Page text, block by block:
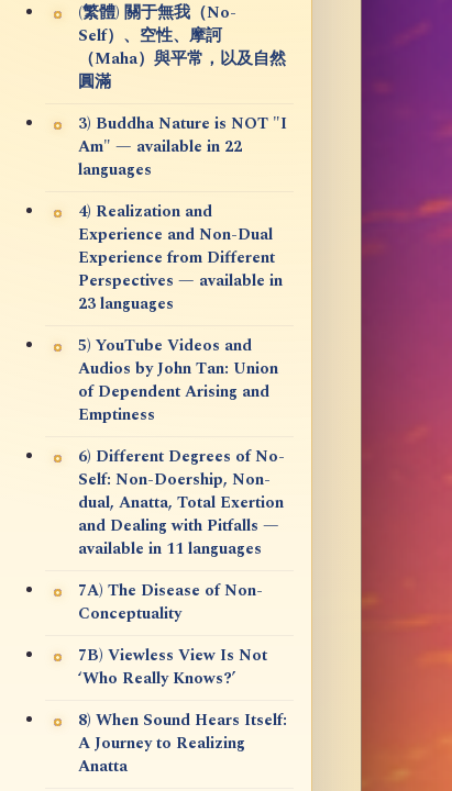
(繁體) 關于無我（No-
Self）、空性、摩訶
（Maha）與平常，以及自然
圓滿
3) Buddha Nature is NOT "I
Am" — available in 22
languages
4) Realization and
Experience and Non-Dual
Experience from Different
Perspectives — available in
23 languages
5) YouTube Videos and
Audios by John Tan: Union
of Dependent Arising and
Emptiness
6) Different Degrees of No-
Self: Non-Doership, Non-
dual, Anatta, Total Exertion
and Dealing with Pitfalls —
available in 11 languages
7A) The Disease of Non-
Conceptuality
7B) Viewless View Is Not
‘Who Really Knows?’
8) When Sound Hears Itself:
A Journey to Realizing
Anatta